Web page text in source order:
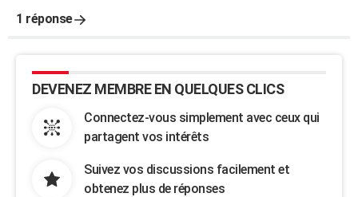
1 réponse
DEVENEZ MEMBRE EN QUELQUES CLICS
Connectez-vous simplement avec ceux qui
partagent vos intérêts
Suivez vos discussions facilement et
obtenez plus de réponses